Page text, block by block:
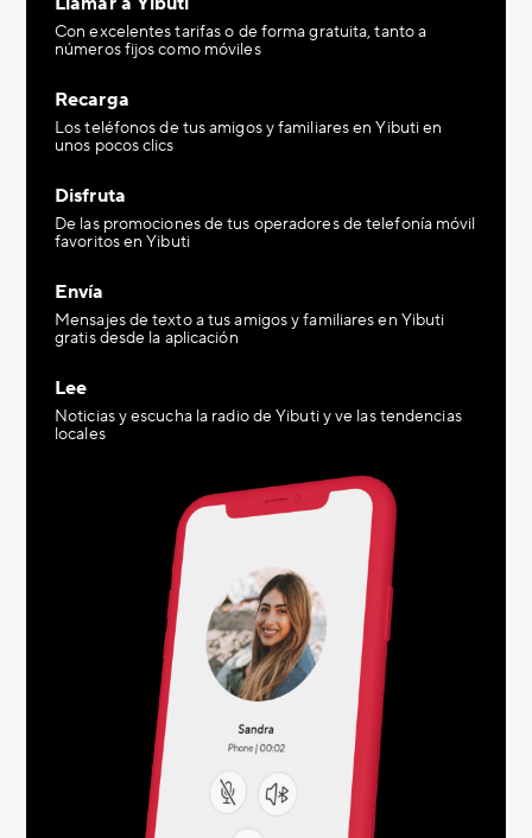
Con excelentes tarifas o de forma gratuita, tanto a
números fijos como móviles
Recarga
Los teléfonos de tus amigos y familiares en Yibuti en
unos pocos clics
Disfruta
De las promociones de tus operadores de telefonía móvil
favoritos en Yibuti
Envía
Mensajes de texto a tus amigos y familiares en Yibuti
gratis desde la aplicación
Lee
Noticias y escucha la radio de Yibuti y ve las tendencias
locales